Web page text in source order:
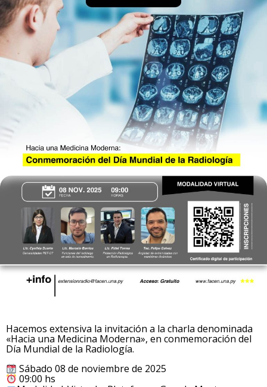
Hacemos extensiva la invitación a la charla denominada
«Hacia una Medicina Moderna», en conmemoración del
Día Mundial de la Radiología.
Sábado 08 de noviembre de 2025
09:00 hs